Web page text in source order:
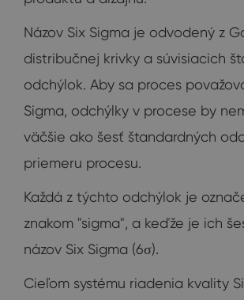
Názov Six Sigma je odvodený z
distribučnej krivky a súvisiacich
odchýlok. Aby sa proces
Sigma, odchýlky v procese by
väčšie ako šesť štandardných
priemeru procesu.
Každá z týchto odchýlok je
znakom "sigma", a keďže je ich
názov Six Sigma (6σ).
Cieľom systému riadenia kvality